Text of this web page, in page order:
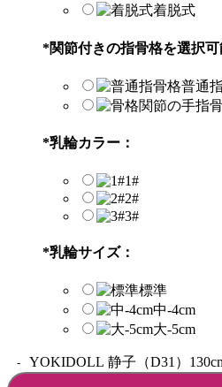
着脱式
*関節付きの指骨格を選択可
普通
*乳輪カラー：
1#
2#
3#
*乳輪サイズ：
標準
中-4cm
大-5cm
YOKIDOLL 静子（D31）